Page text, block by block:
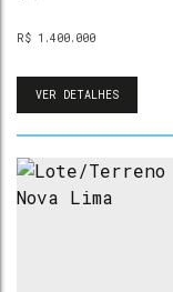
R$ 1.400.000
VER DETALHES